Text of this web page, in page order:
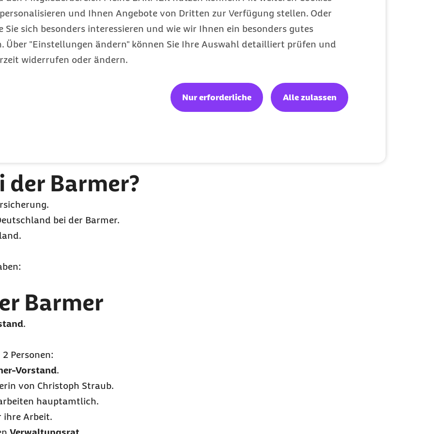
und Ihnen Angebote von Dritten zur Verfügung stellen. Oder
sich besonders interessieren und wie wir Ihnen ein besonders gutes
Über "Einstellungen ändern" können Sie Ihre Auswahl detailliert prüfen und
widerrufen oder ändern.
Nur erforderliche Alle zulassen
bei der Barmer.
-Seite von der Barmer stellen.
Geschäfts-Stelle
Ihnen bei Ihrem Antrag.
Ihre Ehe-Partnerin und Ihre Kinder
oder Ihre Kinder kein eigenes Geld verdienen,
der Barmer?
bei der Barmer.
Barmer
.
Personen:
Vorstand.
von Christoph Straub.
hauptamtlich.
ihre Arbeit.